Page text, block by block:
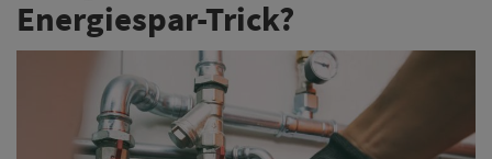
Energiespar-Trick?